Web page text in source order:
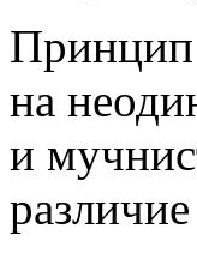
Принцип
на
и